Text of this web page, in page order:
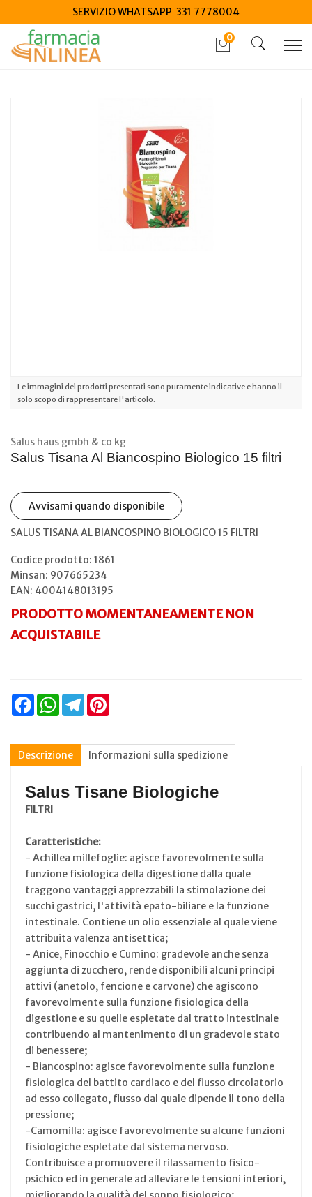
SERVIZIO WHATSAPP 331 7778004
0
Le immagini dei prodotti presentati sono puramente indicative e hanno il
solo scopo di rappresentare l'articolo.
Salus haus gmbh & co kg
Salus Tisana Al Biancospino Biologico 15 filtri
Avvisami quando disponibile
SALUS TISANA AL BIANCOSPINO BIOLOGICO 15 FILTRI
Codice prodotto: 1861
Minsan: 907665234
EAN: 4004148013195
PRODOTTO MOMENTANEAMENTE NON
ACQUISTABILE
FacebookWhatsAppTelegram
Descrizione Informazioni sulla spedizione
Salus Tisane Biologiche
FILTRI
Caratteristiche:
- Achillea millefoglie: agisce favorevolmente sulla
funzione fisiologica della digestione dalla quale
traggono vantaggi apprezzabili la stimolazione dei
succhi gastrici, l'attività epato-biliare e la funzione
intestinale. Contiene un olio essenziale al quale viene
attribuita valenza antisettica;
- Anice, Finocchio e Cumino: gradevole anche senza
aggiunta di zucchero, rende disponibili alcuni principi
attivi (anetolo, fencione e carvone) che agiscono
favorevolmente sulla funzione fisiologica della
digestione e su quelle espletate dal tratto intestinale
contribuendo al mantenimento di un gradevole stato
di benessere;
- Biancospino: agisce favorevolmente sulla funzione
fisiologica del battito cardiaco e del flusso circolatorio
ad esso collegato, flusso dal quale dipende il tono della
pressione;
-Camomilla: agisce favorevolmente su alcune funzioni
fisiologiche espletate dal sistema nervoso.
Contribuisce a promuovere il rilassamento fisico-
psichico ed in generale ad alleviare le tensioni interiori,